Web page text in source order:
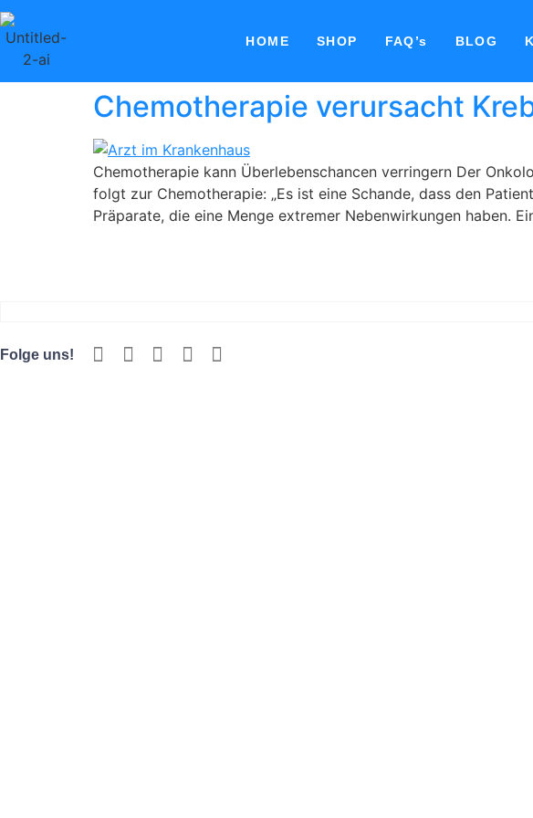
HOME SHOP FAQ’s BLOG
Chemotherapie verursacht
Chemotherapie kann Überlebenschancen verringern Der
folgt zur Chemotherapie: „Es ist eine Schande, dass den
Präparate, die eine Menge extremer Nebenwirkungen haben.
Folge uns!